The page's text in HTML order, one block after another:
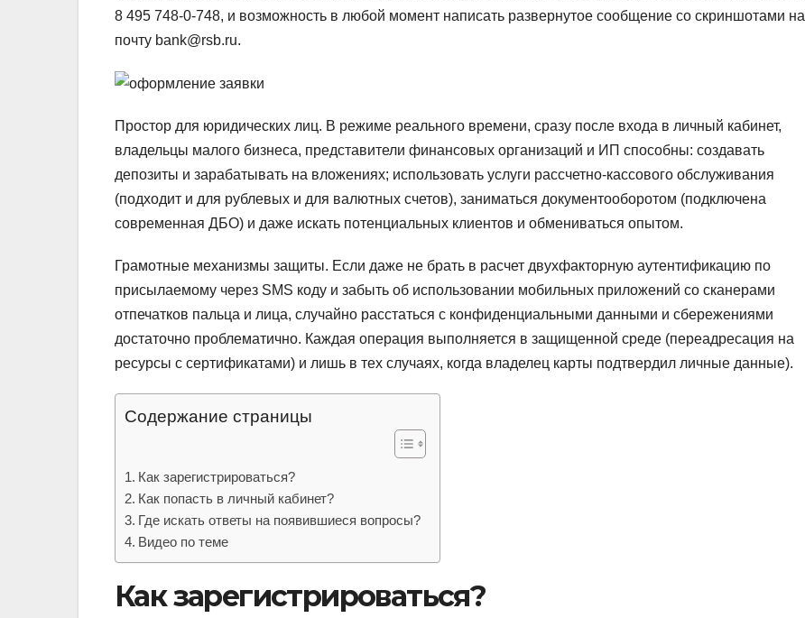
8 495 748-0-748, и возможность в любой момент написать развернутое сообщение со скриншотами на
почту bank@rsb.ru.
Простор для юридических лиц. В режиме реального времени, сразу после входа в личный кабинет,
владельцы малого бизнеса, представители финансовых организаций и ИП способны: создавать
депозиты и зарабатывать на вложениях; использовать услуги рассчетно-кассового обслуживания
(подходит и для рублевых и для валютных счетов), заниматься документооборотом (подключена
современная ДБО) и даже искать потенциальных клиентов и обмениваться опытом.
Грамотные механизмы защиты. Если даже не брать в расчет двухфакторную аутентификацию по
присылаемому через SMS коду и забыть об использовании мобильных приложений со сканерами
отпечатков пальца и лица, случайно расстаться с конфиденциальными данными и сбережениями
достаточно проблематично. Каждая операция выполняется в защищенной среде (переадресация на
ресурсы с сертификатами) и лишь в тех случаях, когда владелец карты подтвердил личные данные).
Содержание страницы
Как зарегистрироваться?
Как попасть в личный кабинет?
Где искать ответы на появившиеся вопросы?
Видео по теме
Как зарегистрироваться?